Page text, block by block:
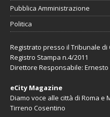
Pubblica Amministrazione
Politica
Registrato presso il Tribunale di
Registro Stampa n.4/2011
Direttore Responsabile:
eCity Magazine
Diamo voce alle città di Roma e
Tirreno Cosentino